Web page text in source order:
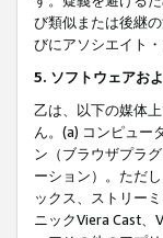
び類似または後継
びにアソシエイト
5. ソフトウェアお
乙は、以下の媒体
ん。(a) コンピュー
ン（ブラウザプラ
ーション）。ただ
ックス、ストリー
ニックViera Cast